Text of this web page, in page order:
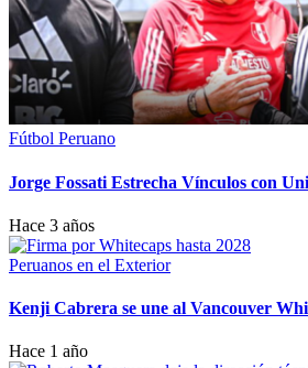
Fútbol Peruano
Jorge Fossati Estrecha Vínculos con
Hace 3 años
Peruanos en el Exterior
Kenji Cabrera se une al Vancouver
Hace 1 año